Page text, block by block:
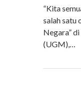
“Kita
salah satu
Negara”
(UGM),…